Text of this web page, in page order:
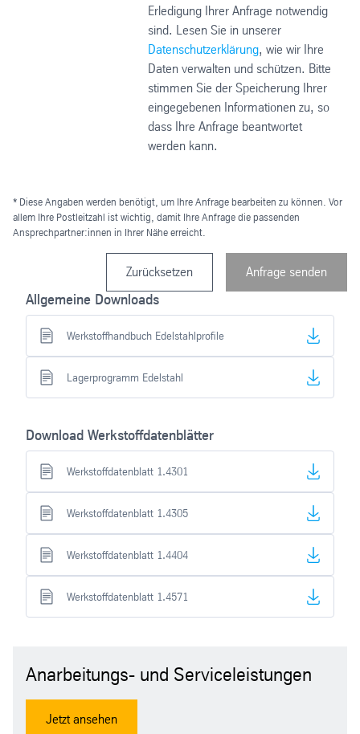
Erledigung Ihrer Anfrage notwendig
sind. Lesen Sie in unserer
Datenschutzerklärung, wie wir Ihre
Daten verwalten und schützen. Bitte
stimmen Sie der Speicherung Ihrer
eingegebenen Informationen zu, so
dass Ihre Anfrage beantwortet
werden kann.
* Diese Angaben werden benötigt, um Ihre Anfrage bearbeiten zu können. Vor
allem Ihre Postleitzahl ist wichtig, damit Ihre Anfrage die passenden
Ansprechpartner:innen in Ihrer Nähe erreicht.
Zurücksetzen Anfrage senden
Allgemeine Downloads
Werkstoffhandbuch Edelstahlprofile
Lagerprogramm Edelstahl
Download Werkstoffdatenblätter
Werkstoffdatenblatt 1.4301
Werkstoffdatenblatt 1.4305
Werkstoffdatenblatt 1.4404
Werkstoffdatenblatt 1.4571
Anarbeitungs- und Serviceleistungen
Jetzt ansehen